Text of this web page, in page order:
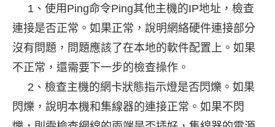
1、使用Ping命令Ping其他主機的IP地址，檢查
連接是否正常。 如果正常，說明網絡硬件連接部分
沒有問題，問題應該了在本地的軟件配置上。 如果
不正常，還需要下一步的檢查操作。
2、檢查主機的網卡狀態指示燈是否閃爍。 如果
閃爍，說明本機和集線器的連接正常。 如果不閃